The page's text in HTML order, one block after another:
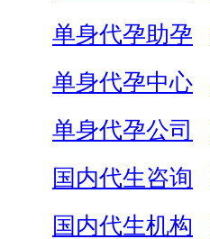
单身代孕助孕
单身代孕中心
单身代孕公司
国内代生咨询
国内代生机构